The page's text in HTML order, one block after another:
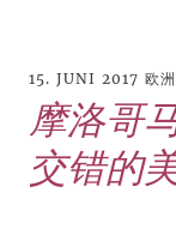
15. JUNI 2017 欧
摩洛哥
交错的